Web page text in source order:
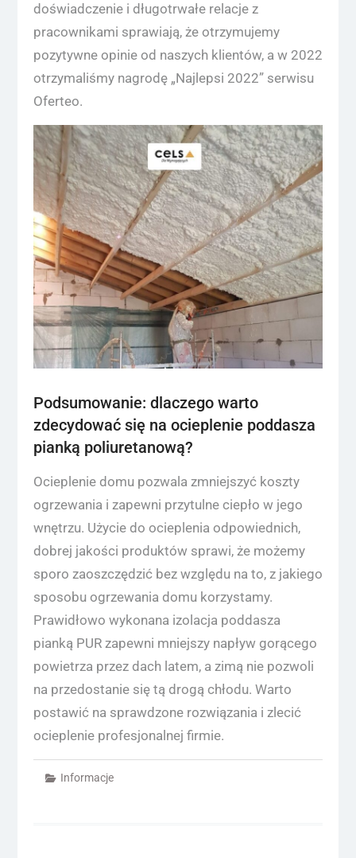
doświadczenie i długotrwałe relacje z
pracownikami sprawiają, że otrzymujemy
pozytywne opinie od naszych klientów, a w 2022
otrzymaliśmy nagrodę „Najlepsi 2022” serwisu
Oferteo.
Podsumowanie: dlaczego warto
zdecydować się na ocieplenie poddasza
pianką poliuretanową?
Ocieplenie domu pozwala zmniejszyć koszty
ogrzewania i zapewni przytulne ciepło w jego
wnętrzu. Użycie do ocieplenia odpowiednich,
dobrej jakości produktów sprawi, że możemy
sporo zaoszczędzić bez względu na to, z jakiego
sposobu ogrzewania domu korzystamy.
Prawidłowo wykonana izolacja poddasza
pianką PUR zapewni mniejszy napływ gorącego
powietrza przez dach latem, a zimą nie pozwoli
na przedostanie się tą drogą chłodu. Warto
postawić na sprawdzone rozwiązania i zlecić
ocieplenie profesjonalnej firmie.
Informacje